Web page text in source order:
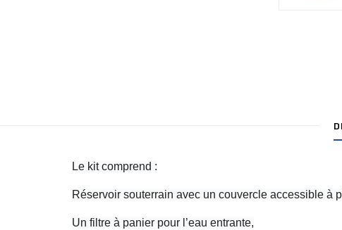
Le kit comprend :
Réservoir souterrain avec un couvercle accessible à
Un filtre à panier pour l’eau entrante,